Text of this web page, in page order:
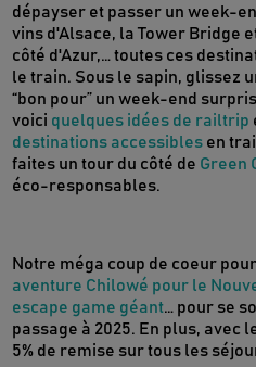
dépayser et passer un week-
vins d'Alsace, la Tower Bridge
côté d'Azur,… toutes ces
le train. Sous le sapin, glissez
“bon pour” un week-end
voici quelques idées de railtrip
destinations accessibles en
faites un tour du côté de Green
éco-responsables.
Notre méga coup de coeur
aventure Chilowé pour le
escape game géant… pour se
passage à 2025. En plus, avec
5% de remise sur tous les